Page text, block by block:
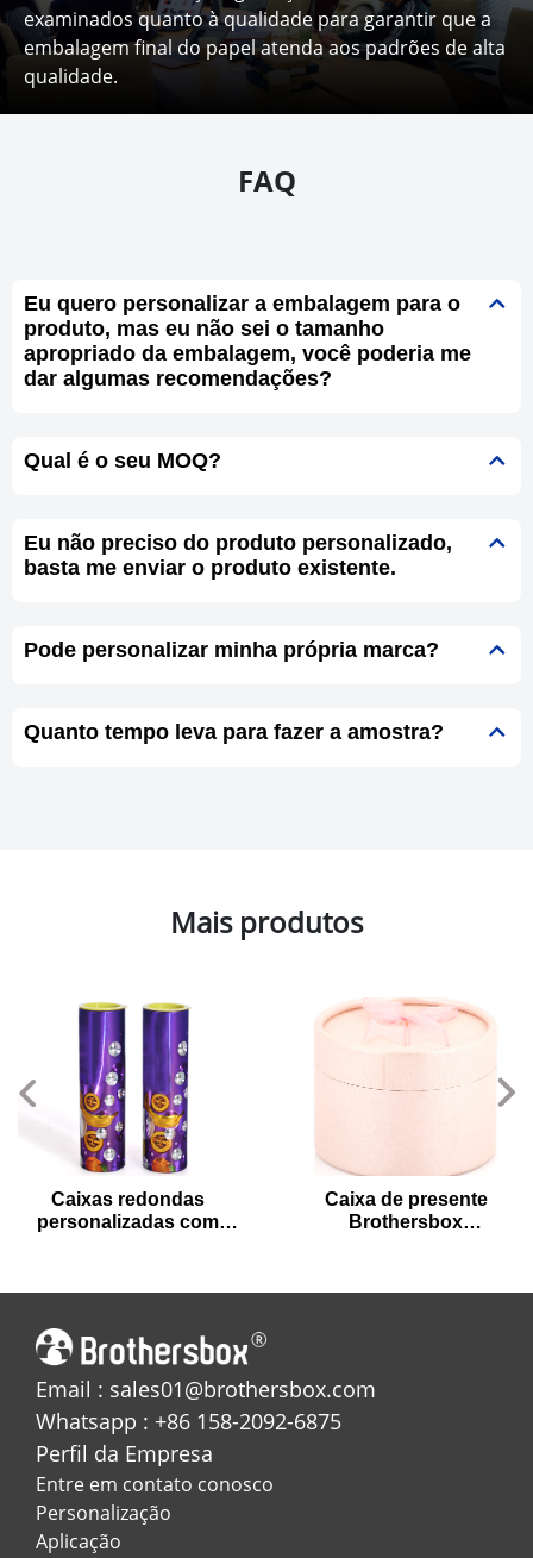
examinados quanto à qualidade para garantir que a
embalagem final do papel atenda aos padrões de alta
qualidade.
FAQ
Eu quero personalizar a embalagem para o
produto, mas eu não sei o tamanho
apropriado da embalagem, você poderia me
dar algumas recomendações?
Qual é o seu MOQ?
Eu não preciso do produto personalizado,
basta me enviar o produto existente.
Pode personalizar minha própria marca?
Quanto tempo leva para fazer a amostra?
Mais produtos
Caixas redondas
personalizadas com
criativo e soluções de
Caixa de presente
Brothersbox
personalizável
Email : sales01@brothersbox.com
Whatsapp : +86 158-2092-6875
Perfil da Empresa
Entre em contato conosco
Personalização
Aplicação